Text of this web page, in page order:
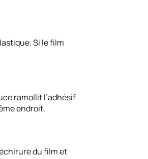
Si le film
ramollit l’adhésif
endroit.
du film et